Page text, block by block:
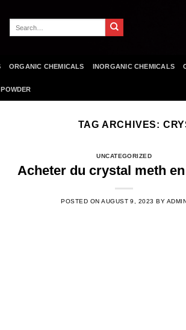
ORGANIC CHEMICALS INORGANIC CHEMICALS
TAG ARCHIVES:
UNCATEGORIZED
Acheter du crystal meth
POSTED ONAUGUST 9, 2023 BY